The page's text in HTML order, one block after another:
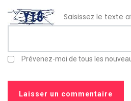
Saisissez le texte
Prévenez-moi de tous les